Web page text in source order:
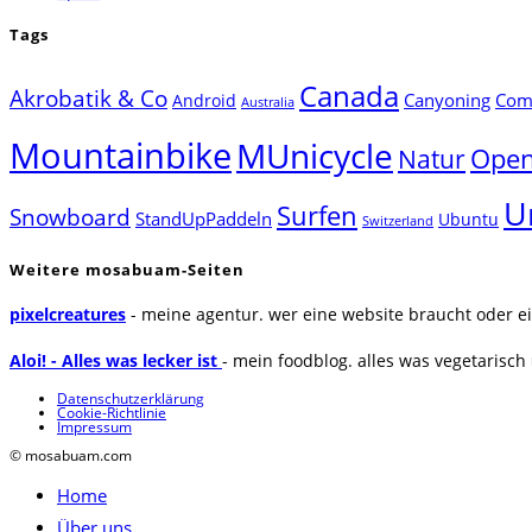
Tags
Akrobatik & Co Android Australia Canada Canyoning
MountainbikeMUnicycle Natur
Snowboard StandUpPaddeln Surfen Switzerland Ubuntu
Weitere mosabuam-Seiten
pixelcreatures - meine agentur. wer eine website braucht oder
Aloi! - Alles was lecker ist - mein foodblog. alles was
Datenschutzerklärung
Cookie-Richtlinie
Impressum
© mosabuam.com
Home
Über uns